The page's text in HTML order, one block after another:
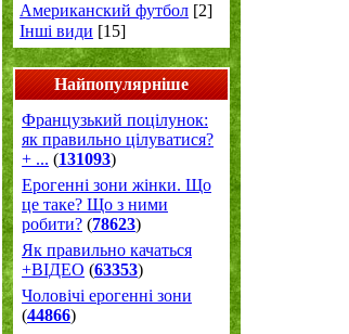
Американский футбол [2]
Інші види [15]
Найпопулярніше
Французький поцілунок:
як правильно цілуватися?
+ ... (131093)
Ерогенні зони жінки. Що
це таке? Що з ними
робити? (78623)
Як правильно качаться
+ВІДЕО (63353)
Чоловічі ерогенні зони
(44866)